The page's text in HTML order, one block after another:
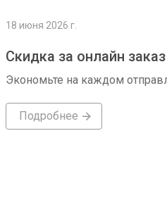
18 июня 2026 г.
Скидка за онлайн заказ
Экономьте на каждом
Подробнее